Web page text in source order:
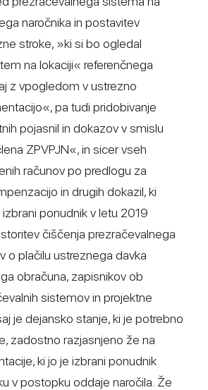
naročnika in postavitev
stroke, »ki si bo ogledal
na lokaciji« referenčnega
z vpogledom v ustrezno
pa tudi pridobivanje
pojasnil in dokazov v smislu
ZPVPJN«, in sicer vseh
računov po predlogu za
in drugih dokazil, ki
ponudnik v letu 2019
čiščenja prezračevalnega
o plačilu ustreznega davka
obračuna, zapisnikov ob
sistemov in projektne
je dejansko stanje, ki je potrebno
zadostno razjasnjeno že na
ki jo je izbrani ponudnik
v postopku oddaje naročila. Že